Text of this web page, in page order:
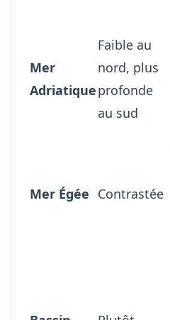
Mer
Adriatique
Faible au
nord, plus
profonde
au sud
Mer Égée Contrastée